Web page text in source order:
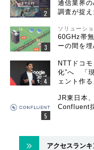
通信業界
調査が捉え
ソリューシ
60GHz帯
ーの間を
NTTドコ
化”へ 「
ェント作る
JR東日本
Confluent
アクセスラン